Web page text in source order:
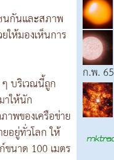
นกันและสภาพ
ให้มองเห็นการ
บริเวณนี้ถูก
ให้นัก
าพของเครือข่าย
อยู่ทั่วโลก ให้
นาด 100 เมตร
ก.พ. 65